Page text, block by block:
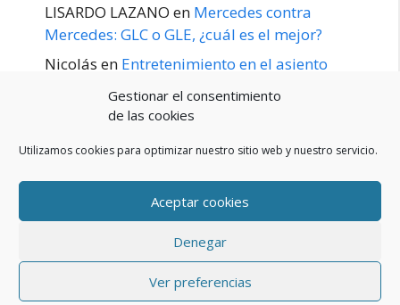
Gestionar el consentimiento
de las cookies
Utilizamos cookies para optimizar nuestro sitio web y nuestro servicio.
Aceptar cookies
Denegar
Ver preferencias
LISARDO LAZANO en Mercedes contra
Mercedes: GLC o GLE, ¿cuál es el mejor?
Nicolás en Entretenimiento en el asiento
trasero para el GLE / GLS disponible a
principios de 2020
POLÍTICA DE PRIVACIDAD
Política de cookies (UE)
© 2026 Blog De Mercedes-Benz En Español
GeneratePress